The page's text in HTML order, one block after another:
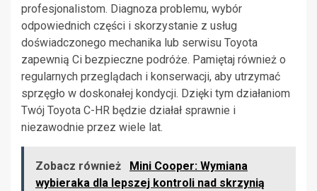
profesjonalistom. Diagnoza problemu, wybór
odpowiednich części i skorzystanie z usług
doświadczonego mechanika lub serwisu Toyota
zapewnią Ci bezpieczne podróże. Pamiętaj również o
regularnych przeglądach i konserwacji, aby utrzymać
sprzęgło w doskonałej kondycji. Dzięki tym działaniom
Twój Toyota C-HR będzie działał sprawnie i
niezawodnie przez wiele lat.
Zobacz również
Mini Cooper: Wymiana
wybieraka dla lepszej kontroli nad skrzynią